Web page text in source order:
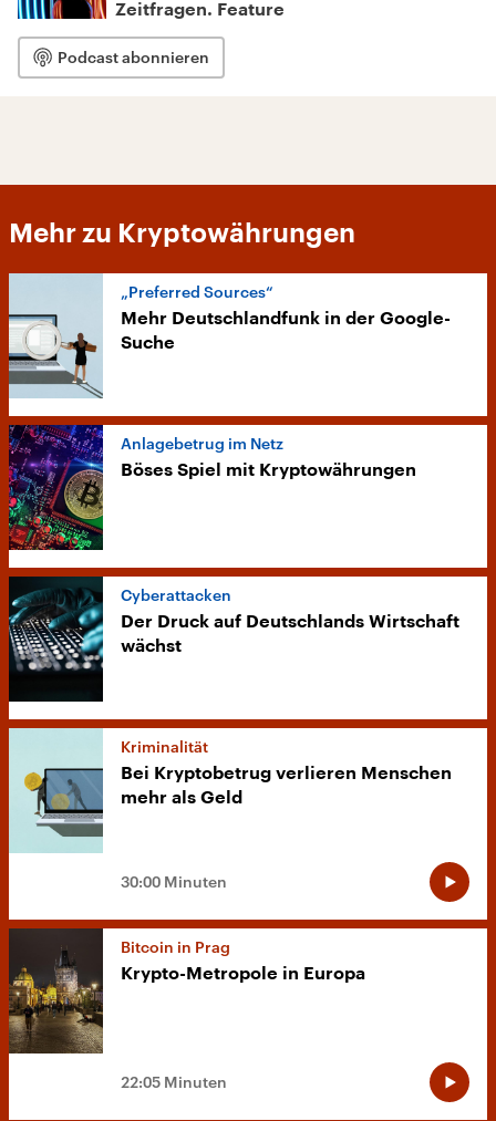
Zeitfragen. Feature
Podcast abonnieren
Mehr zu Kryptowährungen
„Preferred Sources“
Mehr Deutschlandfunk in der Google-
Suche
Anlagebetrug im Netz
Böses Spiel mit Kryptowährungen
Cyberattacken
Der Druck auf Deutschlands Wirtschaft
wächst
Kriminalität
Bei Kryptobetrug verlieren Menschen
mehr als Geld
30:00 Minuten
Bitcoin in Prag
Krypto-Metropole in Europa
22:05 Minuten